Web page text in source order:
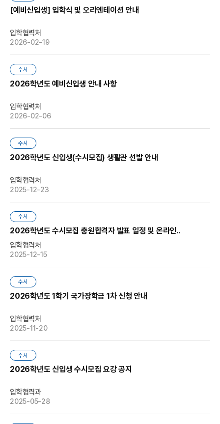
[예비신입생] 입학식 및 오리엔테이션 안내
입학협력처
2026-02-19
수시
2026학년도 예비신입생 안내 사항
입학협력처
2026-02-06
수시
2026학년도 신입생(수시모집) 생활관 선발 안내
입학협력처
2025-12-23
수시
2026학년도 수시모집 충원합격자 발표 일정 및 온라인..
입학협력처
2025-12-15
수시
2026학년도 1학기 국가장학금 1차 신청 안내
입학협력처
2025-11-20
수시
2026학년도 신입생 수시모집 요강 공지
입학협력과
2025-05-28